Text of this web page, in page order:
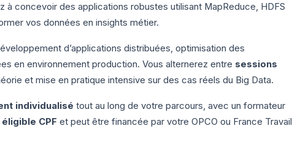
à concevoir des applications robustes utilisant MapReduce, HDFS
vos données en insights métier.
d’applications distribuées, optimisation des
en environnement production. Vous alternerez entre sessions
et mise en pratique intensive sur des cas réels du Big Data.
individualisé tout au long de votre parcours, avec un formateur
éligible CPF et peut être financée par votre OPCO ou France Travail